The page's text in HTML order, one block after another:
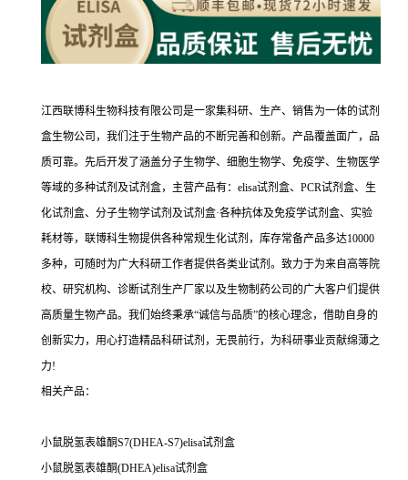
江西联博科生物科技有限公司是一家集科研、生产、销售为一体的试剂
盒生物公司，我们注于生物产品的不断完善和创新。产品覆盖面广，品
质可靠。先后开发了涵盖分子生物学、细胞生物学、免疫学、生物医学
等域的多种试剂及试剂盒，主营产品有：elisa试剂盒、PCR试剂盒、生
化试剂盒、分子生物学试剂及试剂盒·各种抗体及免疫学试剂盒、实验
耗材等，联博科生物提供各种常规生化试剂，库存常备产品多达10000
多种，可随时为广大科研工作者提供各类业试剂。致力于为来自高等院
校、研究机构、诊断试剂生产厂家以及生物制药公司的广大客户们提供
高质量生物产品。我们始终秉承“诚信与品质”的核心理念，借助自身的
创新实力，用心打造精品科研试剂，无畏前行，为科研事业贡献绵薄之
力!
相关产品：
小鼠脱氢表雄酮S7(DHEA-S7)elisa试剂盒
小鼠脱氢表雄酮(DHEA)elisa试剂盒